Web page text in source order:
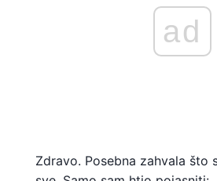
ad
Zdravo. Posebna zahvala što